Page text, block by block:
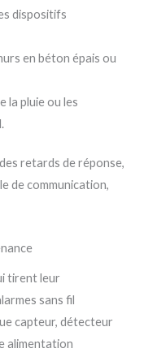
dispositifs
en béton épais ou
la pluie ou les
retards de réponse,
de communication,
tirent leur
sans fil
capteur, détecteur
alimentation